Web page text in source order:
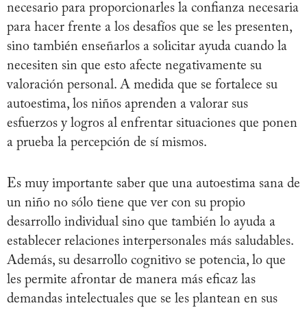
necesario para proporcionarles la confianza necesaria
para hacer frente a los desafíos que se les presenten,
sino también enseñarlos a solicitar ayuda cuando la
necesiten sin que esto afecte negativamente su
valoración personal. A medida que se fortalece su
autoestima, los niños aprenden a valorar sus
esfuerzos y logros al enfrentar situaciones que ponen
a prueba la percepción de sí mismos.
Es muy importante saber que una autoestima sana de
un niño no sólo tiene que ver con su propio
desarrollo individual sino que también lo ayuda a
establecer relaciones interpersonales más saludables.
Además, su desarrollo cognitivo se potencia, lo que
les permite afrontar de manera más eficaz las
demandas intelectuales que se les plantean en sus